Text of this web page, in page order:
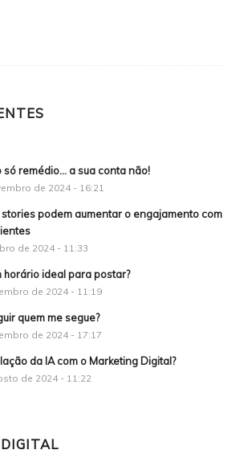
só remédio… a sua conta não!
de 2024 - 16:21
stories podem aumentar o engajamento com
de 2024 - 11:33
horário ideal para postar?
de 2024 - 11:19
quem me segue?
de 2024 - 17:17
da IA com o Marketing Digital?
de 2024 - 11:22